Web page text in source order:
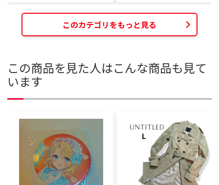
このカテゴリをもっと見る
この商品を見た人はこんな商品も見て
います